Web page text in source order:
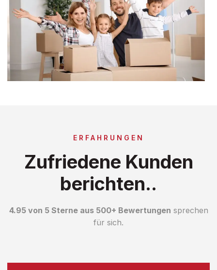
ERFAHRUNGEN
Zufriedene Kunden
berichten..
4.95 von 5 Sterne aus 500+ Bewertungen sprechen
für sich.